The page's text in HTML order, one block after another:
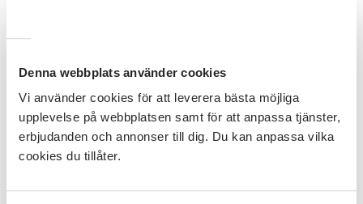
Denna webbplats använder cookies
Vi använder cookies för att leverera bästa möjliga
upplevelse på webbplatsen samt för att anpassa tjänster,
erbjudanden och annonser till dig. Du kan anpassa vilka
cookies du tillåter.
av danssko. Ta gärna med vattenflaska.
Anmälningsvillkor
Alla kursstarter är preliminära. Du får en kallelse till
kursen med definitivt startdatum cirka en vecka
innan kursstart. Har du uppgett en mejladress
skickas kallelsen på mejl, annars kommer den med
hänvisas till www.sv.se